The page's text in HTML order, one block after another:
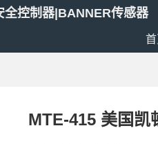
控制器|BANNER传感器
首
MTE-415 美国凯